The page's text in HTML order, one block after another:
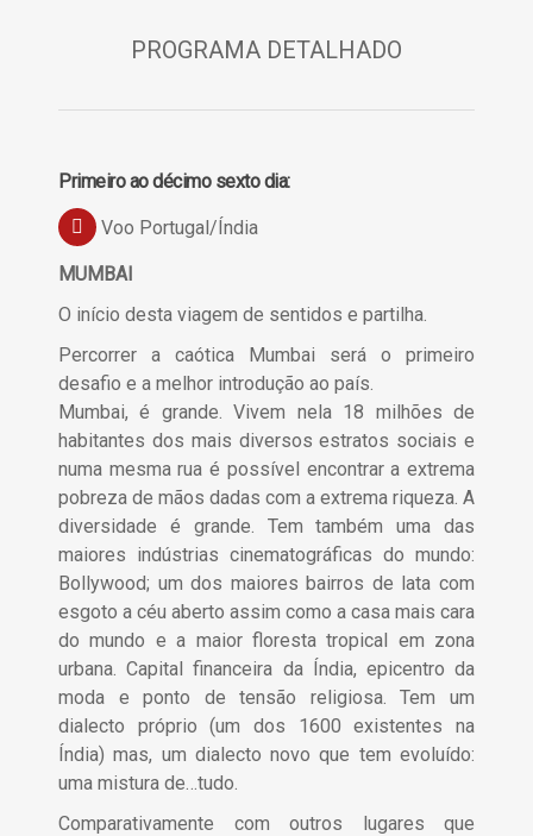
PROGRAMA DETALHADO
Primeiro ao décimo sexto dia:
Voo Portugal/Índia
MUMBAI
O início desta viagem de sentidos e partilha.
Percorrer a caótica Mumbai será o primeiro
desafio e a melhor introdução ao país.
Mumbai, é grande. Vivem nela 18 milhões de
habitantes dos mais diversos estratos sociais e
numa mesma rua é possível encontrar a extrema
pobreza de mãos dadas com a extrema riqueza. A
diversidade é grande. Tem também uma das
maiores indústrias cinematográficas do mundo:
Bollywood; um dos maiores bairros de lata com
esgoto a céu aberto assim como a casa mais cara
do mundo e a maior floresta tropical em zona
urbana. Capital financeira da Índia, epicentro da
moda e ponto de tensão religiosa. Tem um
dialecto próprio (um dos 1600 existentes na
Índia) mas, um dialecto novo que tem evoluído:
uma mistura de…tudo.
Comparativamente com outros lugares que